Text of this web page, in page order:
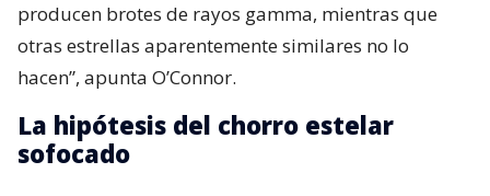
producen brotes de rayos gamma, mientras que
otras estrellas aparentemente similares no lo
hacen”, apunta O’Connor.
La hipótesis del chorro estelar
sofocado